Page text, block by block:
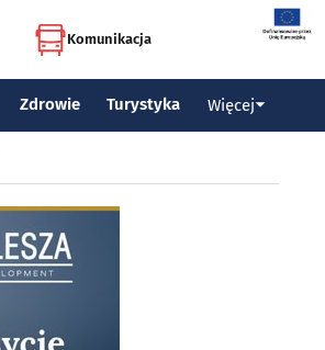
Komunikacja
Zdrowie Turystyka Więcej